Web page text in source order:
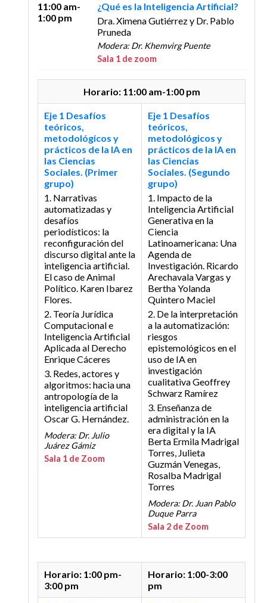
11:00 am-
1:00 pm
¿Qué es la Inteligencia Artificial?
Dra. Ximena Gutiérrez y Dr. Pablo
Pruneda
Modera: Dr. Khemvirg Puente
Sala 1 de zoom
Horario: 11:00 am-1:00 pm
Eje 1 Desafíos
teóricos,
metodológicos y
prácticos de la IA en
las Ciencias
Sociales. (Primer
grupo)
1. Narrativas
automatizadas y
desafíos
periodísticos: la
reconfiguración del
discurso digital ante la
inteligencia artificial.
El caso de Animal
Político. Karen Ibarez
Flores.
2. Teoría Jurídica
Computacional e
Inteligencia Artificial
Aplicada al Derecho
Enrique Cáceres
3. Redes, actores y
algoritmos: hacia una
antropología de la
inteligencia artificial
Oscar G. Hernández.
Modera: Dr. Julio
Juárez Gámiz
Sala 1 de Zoom
Eje 1 Desafíos
teóricos,
metodológicos y
prácticos de la IA en
las Ciencias
Sociales. (Segundo
grupo)
1. Impacto de la
Inteligencia Artificial
Generativa en la
Ciencia
Latinoamericana: Una
Agenda de
Investigación. Ricardo
Arechavala Vargas y
Bertha Yolanda
Quintero Maciel
2. De la interpretación
a la automatización:
riesgos
epistemológicos en el
uso de IA en
investigación
cualitativaGeoffrey
Schwarz Ramírez
3. Enseñanza de
administración en la
era digital y la IA
Berta Ermila Madrigal
Torres, Julieta
Guzmán Venegas,
Rosalba Madrigal
Torres
Modera: Dr. Juan Pablo
Duque Parra
Sala 2 de Zoom
Horario: 1:00 pm-
3:00 pm
Horario: 1:00-3:00
pm